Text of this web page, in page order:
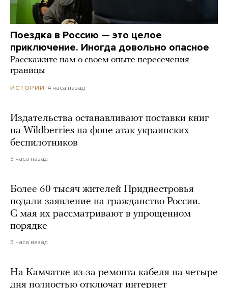
Поездка в Россию — это целое
приключение. Иногда довольно опасное
Расскажите нам о своем опыте пересечения
границы
ИСТОРИИ 4 часа назад
Издательства останавливают поставки книг
на Wildberries на фоне атак украинских
беспилотников
3 часа назад
Более 60 тысяч жителей Приднестровья
подали заявление на гражданство России.
С мая их рассматривают в упрощенном
порядке
3 часа назад
На Камчатке из-за ремонта кабеля на четыре
дня полностью отключат интернет